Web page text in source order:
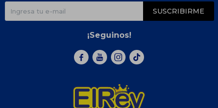
SUSCRIBIRME
¡Seguinos!
  